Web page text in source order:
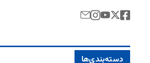
دسته‌بندی‌ها